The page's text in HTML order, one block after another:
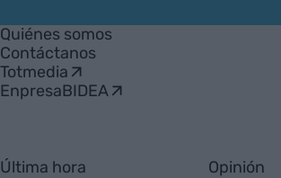
Empresa
Quiénes somos
Contáctanos
Totmedia
EnpresaBIDEA
Última hora Opinión